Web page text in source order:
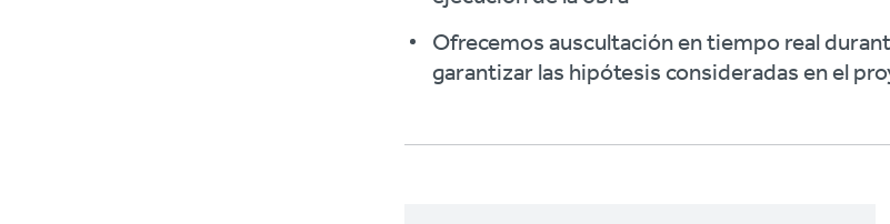
Ofrecemos auscultación en tiempo real
garantizar las hipótesis consideradas en el